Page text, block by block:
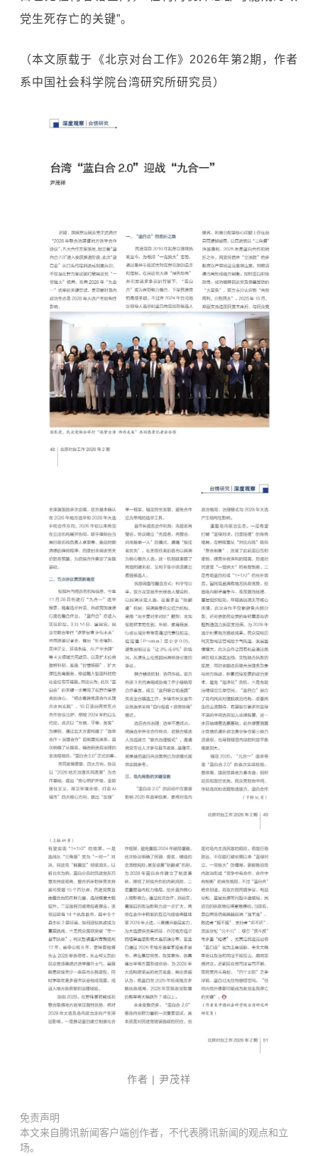
党生死存亡的关键”。
（本文原载于《北京对台工作》2026年第2期，作者
系中国社会科学院台湾研究所研究员）
作者 | 尹茂祥
免责声明
本文来自腾讯新闻客户端创作者，不代表腾讯新闻的观点和立
场。